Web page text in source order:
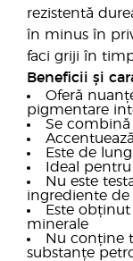
rezistentă
în minus în
faci griji în
Beneficii și
Oferă
pigmentare
Se
Este de
Ideal
Nu este
ingrediente de
Este
minerale
Nu conține
substanțe